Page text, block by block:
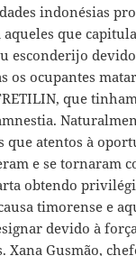
indonésias
que
esconderijo
os ocupantes
que
que atentos à
e se tornaram
obtendo
timorense e
devido à
Xana Gusmão,